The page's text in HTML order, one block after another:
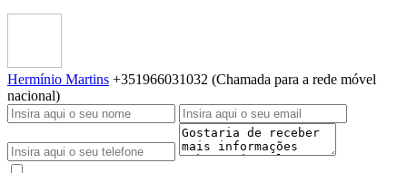
Hermínio Martins +351966031032 (Chamada para a rede móvel
nacional)